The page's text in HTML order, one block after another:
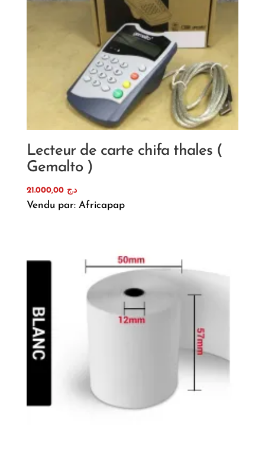
Lecteur de carte chifa thales (
Gemalto )
د.ج 21.000,00
Vendu par: Africapap